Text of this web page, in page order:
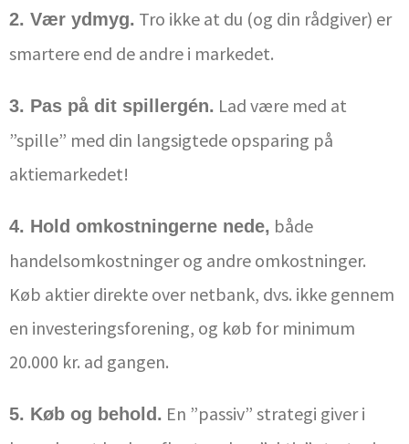
2. Vær ydmyg. Tro ikke at du (og din rådgiver) er
smartere end de andre i markedet.
3. Pas på dit spillergén. Lad være med at
”spille” med din langsigtede opsparing på
aktiemarkedet!
4. Hold omkostningerne nede, både
handelsomkostninger og andre omkostninger.
Køb aktier direkte over netbank, dvs. ikke gennem
en investeringsforening, og køb for minimum
20.000 kr. ad gangen.
5. Køb og behold. En ”passiv” strategi giver i